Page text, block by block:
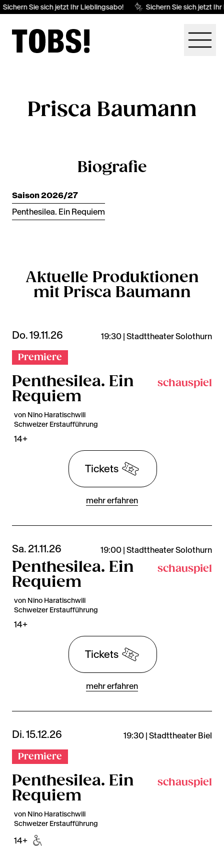
Sichern Sie sich jetzt Ihr Lieblingsabo! Sichern Sie sich jetzt Ihr
Prisca Baumann
Biografie
Saison 2026/27
Penthesilea. Ein Requiem
Aktuelle Produktionen
mit Prisca Baumann
Do. 19.11.26 19:30 | Stadttheater Solothurn
Premiere
Penthesilea. Ein
Requiem
schauspiel
von Nino Haratischwili
Schweizer Erstaufführung
14+
Tickets
mehr erfahren
Sa. 21.11.26 19:00 | Stadttheater Solothurn
Penthesilea. Ein
Requiem
schauspiel
von Nino Haratischwili
Schweizer Erstaufführung
14+
Tickets
mehr erfahren
Di. 15.12.26 19:30 | Stadttheater Biel
Premiere
Penthesilea. Ein
Requiem
schauspiel
von Nino Haratischwili
Schweizer Erstaufführung
14+